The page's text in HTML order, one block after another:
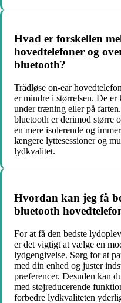
Hvad er forskellen
hovedtelefoner og
bluetooth?
Trådløse on-ear
er mindre i størrelsen. De
under træning eller på
bluetooth er derimod større
en mere isolerende og
længere lyttesessioner og
lydkvalitet.
Hvordan kan jeg få
bluetooth
For at få den bedste
er det vigtigt at vælge en
lydgengivelse. Sørg for at
med din enhed og juster
præferencer. Desuden kan
med støjreducerende
forbedre lydkvaliteten